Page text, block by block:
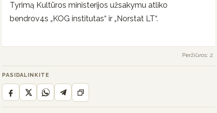
Tyrimą Kultūros ministerijos užsakymu atliko
bendrov4s „KOG institutas“ ir „Norstat LT“.
Peržiūros: 2
PASIDALINKITE